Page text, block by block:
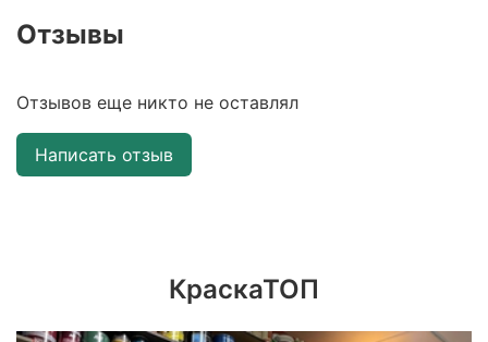
Отзывы
Отзывов еще никто не оставлял
Написать отзыв
КраскаТОП